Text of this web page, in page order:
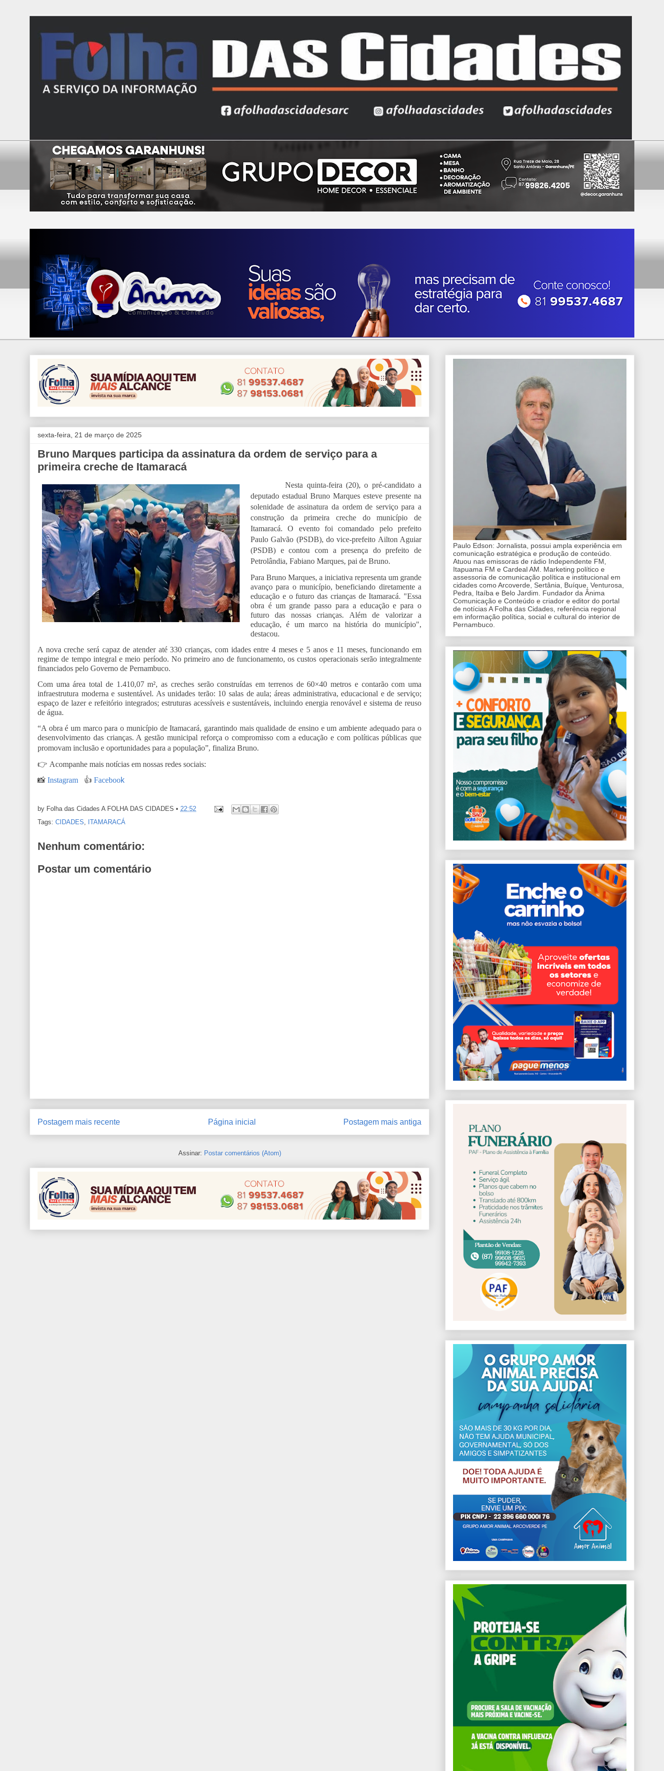
sexta-feira, 21 de março de 2025
Bruno Marques participa da assinatura da ordem de serviço para a
primeira creche de Itamaracá
Nesta quinta-feira (20), o pré-candidato a
deputado estadual Bruno Marques esteve presente na
solenidade de assinatura da ordem de serviço para a
construção da primeira creche do município de
Itamaracá. O evento foi comandado pelo prefeito
Paulo Galvão (PSDB), do vice-prefeito Ailton Aguiar
(PSDB) e contou com a presença do prefeito de
Petrolândia, Fabiano Marques, pai de Bruno.
Para Bruno Marques, a iniciativa representa um grande
avanço para o município, beneficiando diretamente a
educação e o futuro das crianças de Itamaracá. "Essa
obra é um grande passo para a educação e para o
futuro das nossas crianças. Além de valorizar a
educação, é um marco na história do município",
destacou.
A nova creche será capaz de atender até 330 crianças, com idades entre 4 meses e 5 anos e 11 meses, funcionando em
regime de tempo integral e meio período. No primeiro ano de funcionamento, os custos operacionais serão integralmente
financiados pelo Governo de Pernambuco.
Com uma área total de 1.410,07 m², as creches serão construídas em terrenos de 60×40 metros e contarão com uma
infraestrutura moderna e sustentável. As unidades terão: 10 salas de aula; áreas administrativa, educacional e de serviço;
espaço de lazer e refeitório integrados; estruturas acessíveis e sustentáveis, incluindo energia renovável e sistema de reuso
de água.
“A obra é um marco para o município de Itamacará, garantindo mais qualidade de ensino e um ambiente adequado para o
desenvolvimento das crianças. A gestão municipal reforça o compromisso com a educação e com políticas públicas que
promovam inclusão e oportunidades para a população”, finaliza Bruno.
👉 Acompanhe mais notícias em nossas redes sociais:
📸 Instagram 👍 Facebook
by Folha das Cidades A FOLHA DAS CIDADES • 22:52
Tags: CIDADES, ITAMARACÁ
Nenhum comentário:
Postar um comentário
Postagem mais recente Postagem mais antiga
Página inicial
Assinar: Postar comentários (Atom)
Paulo Edson: Jornalista, possui ampla experiência em
comunicação estratégica e produção de conteúdo.
Atuou nas emissoras de rádio Independente FM,
Itapuama FM e Cardeal AM. Marketing político e
assessoria de comunicação política e institucional em
cidades como Arcoverde, Sertânia, Buíque, Venturosa,
Pedra, Itaíba e Belo Jardim. Fundador da Ânima
Comunicação e Conteúdo e criador e editor do portal
de notícias A Folha das Cidades, referência regional
em informação política, social e cultural do interior de
Pernambuco.